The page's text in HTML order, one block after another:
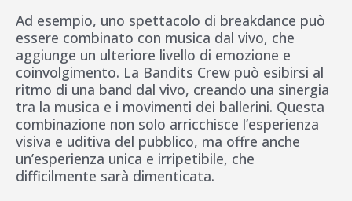
Ad esempio, uno spettacolo di breakdance può
essere combinato con musica dal vivo, che
aggiunge un ulteriore livello di emozione e
coinvolgimento. La Bandits Crew può esibirsi al
ritmo di una band dal vivo, creando una sinergia
tra la musica e i movimenti dei ballerini. Questa
combinazione non solo arricchisce l’esperienza
visiva e uditiva del pubblico, ma offre anche
un’esperienza unica e irripetibile, che
difficilmente sarà dimenticata.